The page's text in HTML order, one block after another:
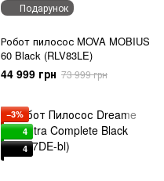
Подарунок
Робот пилосос MOVA MOBIUS
60 Black (RLV83LE)
44 999 грн 73 999 грн
−3%
4
4